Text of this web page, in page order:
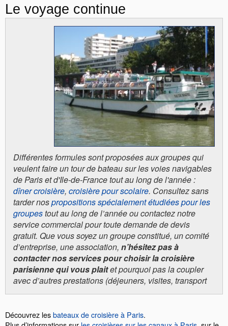
Le voyage continue
Différentes formules sont proposées aux groupes qui
veulent faire un tour de bateau sur les voies navigables
de Paris et d'Ile-de-France tout au long de l'année :
dîner croisière, croisière pour scolaire. Consultez sans
tarder nospropositions spécialement étudiées pour les
groupestout au long de l’année ou contactez notre
service commercial pour toute demande de devis
gratuit. Que vous soyez un groupe constitué, un comité
d’entreprise, une association, n’hésitez pas à
contacter nos services pour choisir la croisière
parisienne qui vous plaitet pourquoi pas la coupler
avec d’autres prestations (déjeuners, visites, transport
Découvrez lesbateaux de croisière à Paris.